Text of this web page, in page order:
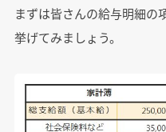
まずは皆さんの給与明細の
挙げてみましょう。